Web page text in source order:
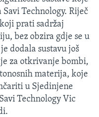
Technology. Riječ
prati sadržaj
bez obzira gdje se u
dodala sustavu još
za otkrivanje bombi,
materija, koje
u Sjedinjene
Technology Vic